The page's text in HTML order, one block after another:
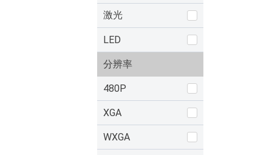
激光
LED
分辨率
480P
XGA
WXGA